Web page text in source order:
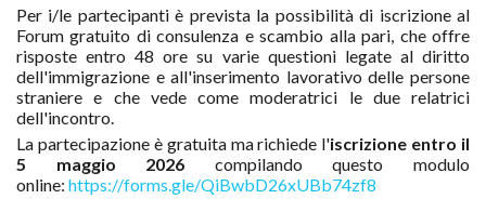
Per i/le partecipanti è prevista la possibilità di iscrizione al
Forum gratuito di consulenza e scambio alla pari, che offre
risposte entro 48 ore su varie questioni legate al diritto
dell'immigrazione e all'inserimento lavorativo delle persone
straniere e che vede come moderatrici le due relatrici
dell'incontro.
La partecipazione è gratuita ma richiede l'iscrizione entro il
5 maggio 2026 compilando questo modulo
online: https://forms.gle/QiBwbD26xUBb74zf8